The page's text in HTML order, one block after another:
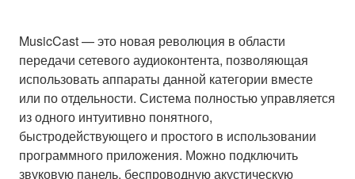
MusicCast — это новая революция в области
передачи сетевого аудиоконтента, позволяющая
использовать аппараты данной категории вместе
или по отдельности. Система полностью управляется
из одного интуитивно понятного,
быстродействующего и простого в использовании
программного приложения. Можно подключить
звуковую панель, беспроводную акустическую